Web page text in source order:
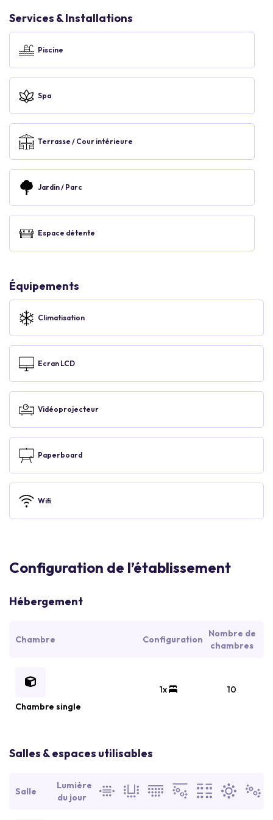
Services & Installations
Piscine
Spa
Terrasse / Cour intérieure
Jardin / Parc
Espace détente
Équipements
Climatisation
Ecran LCD
Vidéoprojecteur
Paperboard
Wifi
Configuration de l’établissement
Hébergement
Chambre Configuration
Nombre de
chambres
Chambre single
1x 10
Salles & espaces utilisables
Salle
Lumière
du jour